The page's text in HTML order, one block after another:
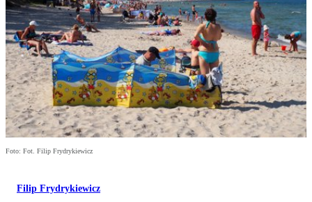
Foto: Fot. Filip Frydrykiewicz
Filip Frydrykiewicz